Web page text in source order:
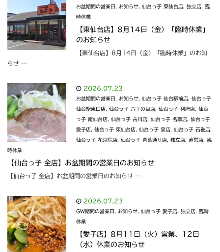
お盆期間の営業日 , お知らせ, 仙台っ子 東仙台店, 独立店, 臨
時休業
【東仙台店】8月14日（金）「臨時休業」
のお知らせ
【東仙台店】8月14日（金）「臨時休業」のお知
らせ …
2026.07.23
お盆期間の営業日 , お知らせ, 仙台っ子 仙台駅前店, 仙台っ子
仙台駅東口店, 仙台っ子 六丁の目店, 仙台っ子 利府店, 仙台
っ子 南仙台店, 仙台っ子 古川店, 仙台っ子 名取店, 仙台っ子
愛子店, 仙台っ子 東仙台店, 仙台っ子 泉店, 仙台っ子 石巻店,
仙台っ子 花京院店, 仙台っ子 青葉通り店, 独立店, 直営店, 臨
時休業
【仙台っ子 全店】お盆期間の営業日のお知らせ
【仙台っ子 全店】お盆期間の営業日のお知らせ …
2026.07.23
GW期間の営業日 , お知らせ, 仙台っ子 愛子店, 独立店, 臨時
休業
【愛子店】8月11日（火）営業、12日
（水）休業のお知らせ